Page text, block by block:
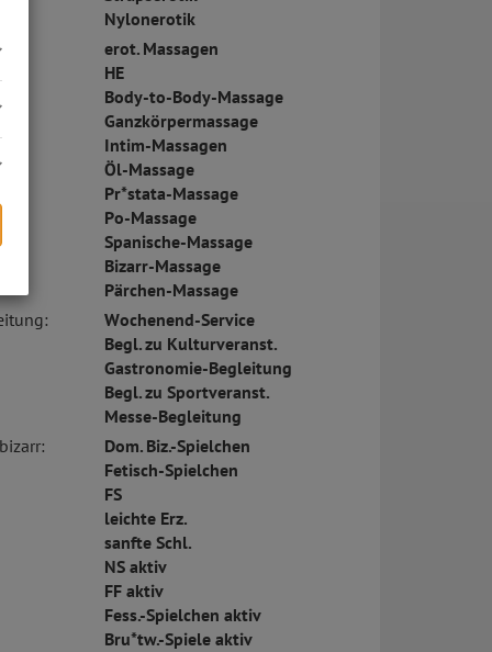
Nylonerotik
erot. Massagen
HE
Body-to-Body-Massage
Ganzkörpermassage
Intim-Massagen
Öl-Massage
Pr*stata-Massage
Po-Massage
Spanische-Massage
Bizarr-Massage
Pärchen-Massage
Wochenend-Service
Begl. zu Kulturveranst.
Gastronomie-Begleitung
Begl. zu Sportveranst.
Messe-Begleitung
Dom. Biz.-Spielchen
Fetisch-Spielchen
FS
leichte Erz.
sanfte Schl.
NS aktiv
FF aktiv
Fess.-Spielchen aktiv
Bru*tw.-Spiele aktiv